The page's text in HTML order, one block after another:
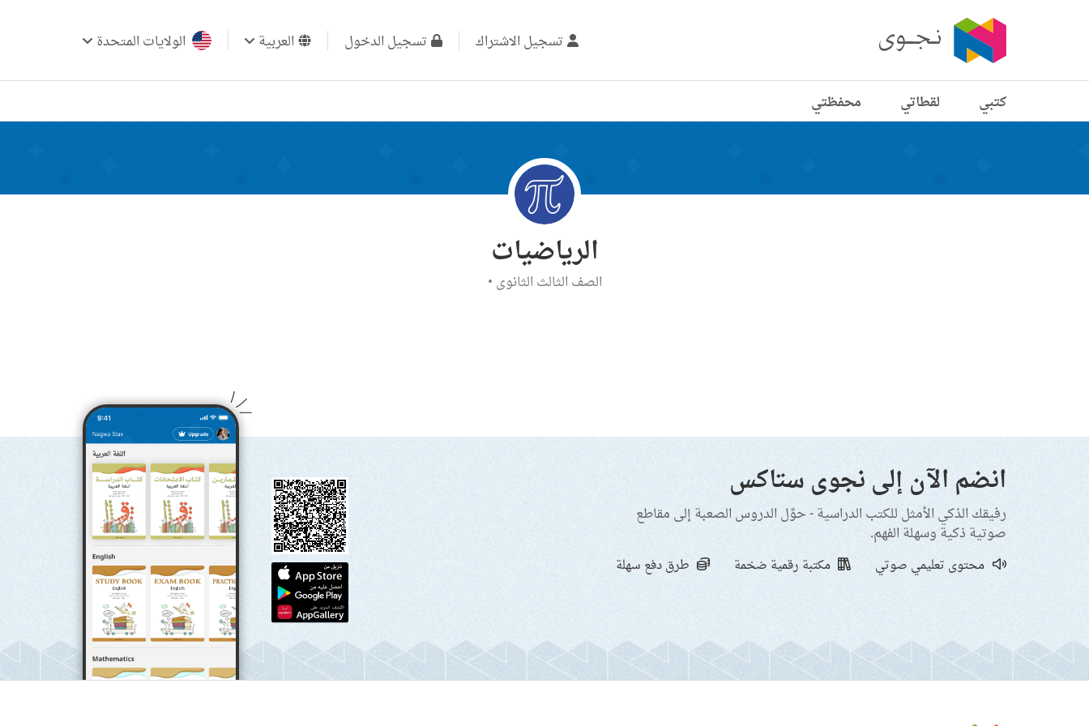
تسجيل الاشتراك تسجيل الدخول العربية الولايات المتحدة
كتبي لقطاتي محفظتي
الرياضيات
الصف الثالث الثانوي •
انضم الآن إلى نجوى ستاكس
رفيقك الذكي الأمثل للكتب الدراسية - حوِّل الدروس الصعبة إلى مقاطع
صوتية ذكية وسهلة الفهم.
محتوى تعليمي صوتي مكتبة رقمية ضخمة طرق دفع سهلة